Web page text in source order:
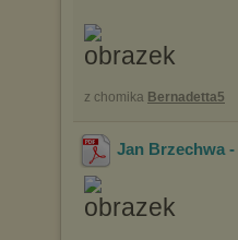
z chomika Bernadetta5
Jan Brzechwa